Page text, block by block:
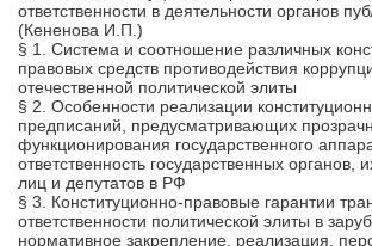
ответственности в деятельности органов
(Кененова И.П.)
§ 1. Система и соотношение различных
правовых средств противодействия
отечественной политической элиты
§ 2. Особенности реализации
предписаний, предусматривающих
функционирования государственного
ответственность государственных органов,
лиц и депутатов в РФ
§ 3. Конституционно-правовые гарантии
ответственности политической элиты в
нормативное закрепление, реализация,